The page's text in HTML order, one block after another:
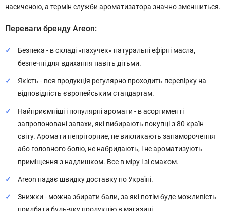
насиченою, а термін служби ароматизатора значно зменшиться.
Переваги бренду Areon:
Безпека - в складі «пахучек» натуральні ефірні масла,
безпечні для вдихання навіть дітьми.
Якість - вся продукція регулярно проходить перевірку на
відповідність європейським стандартам.
Найприємніші і популярні аромати - в асортименті
запропоновані запахи, які вибирають покупці з 80 країн
світу. Аромати непріторние, не викликають запаморочення
або головного болю, не набридають, і не ароматизують
приміщення з надлишком. Все в міру і зі смаком.
Areon надає швидку доставку по Україні.
Знижки - можна збирати бали, за які потім буде можливість
придбати будь-яку продукцію в магазині.